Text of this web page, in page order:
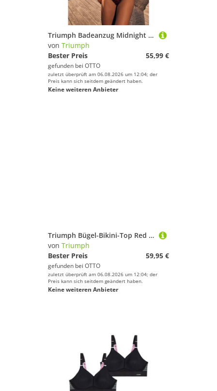
Triumph Badeanzug Midnight Swim O 02 weich und glänzend
von Triumph
Bester Preis
55,99 €
gefunden bei OTTO
zuletzt überprüft am 06.08.2026 um 12:04; der
Preis kann sich seitdem geändert haben.
Keine weiteren Anbieter
Triumph Bügel-Bikini-Top Red Label Summer Tropics, Bademode,Bikini,Bügel-Bikini-Top
von Triumph
Bester Preis
59,95 €
gefunden bei OTTO
zuletzt überprüft am 06.08.2026 um 12:04; der
Preis kann sich seitdem geändert haben.
Keine weiteren Anbieter